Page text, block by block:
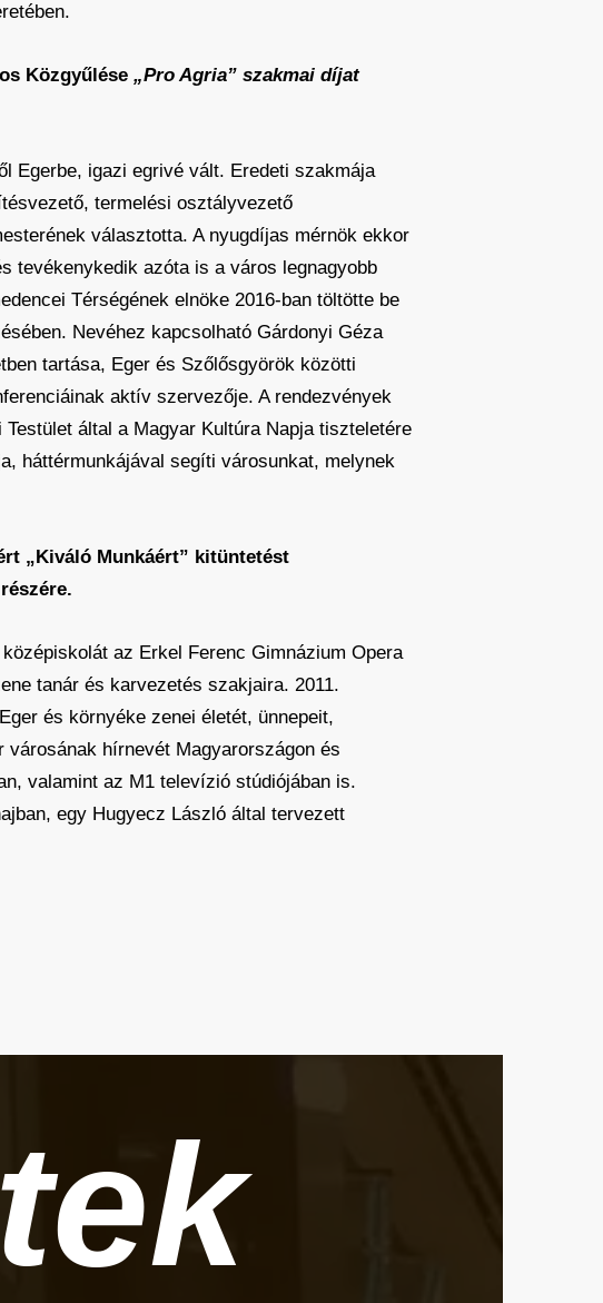
Közgyűlése „Pro Agria” szakmai díjat
Egerbe, igazi egrivé vált. Eredeti szakmája
termelési osztályvezető
választotta. A nyugdíjas mérnök ekkor
tevékenykedik azóta is a város legnagyobb
Térségének elnöke 2016-ban töltötte be
Nevéhez kapcsolható Gárdonyi Géza
tartása, Eger és Szőlősgyörök közötti
aktív szervezője. A rendezvények
által a Magyar Kultúra Napja tiszteletére
háttérmunkájával segíti városunkat, melynek
„Kiváló Munkáért” kitüntetést
az Erkel Ferenc Gimnázium Opera
tanár és karvezetés szakjaira. 2011.
és környéke zenei életét, ünnepeit,
hírnevét Magyarországon és
valamint az M1 televízió stúdiójában is.
egy Hugyecz­ László által tervezett